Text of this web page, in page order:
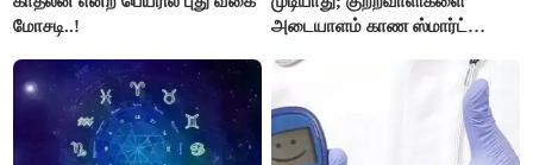
மோசடி..!
அடையாளம் காண ஸ்மார்ட்